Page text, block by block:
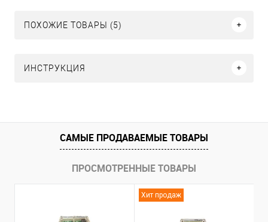
ПОХОЖИЕ ТОВАРЫ (5)
ИНСТРУКЦИЯ
САМЫЕ ПРОДАВАЕМЫЕ ТОВАРЫ
ПРОСМОТРЕННЫЕ ТОВАРЫ
Хит продаж